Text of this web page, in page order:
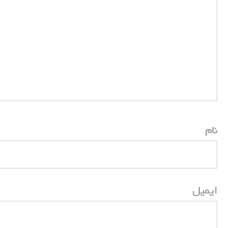
نام*
ایمیل*